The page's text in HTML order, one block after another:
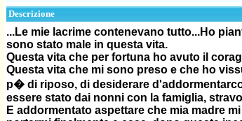
Descrizione
...Le mie lacrime contenevano tutto...Ho
sono stato male in questa vita.
Questa vita che per fortuna ho avuto il
Questa vita che mi sono preso e che ho
p� di riposo, di desiderare
essere stato dai nonni con la famiglia,
E addormentato aspettare che mia madre